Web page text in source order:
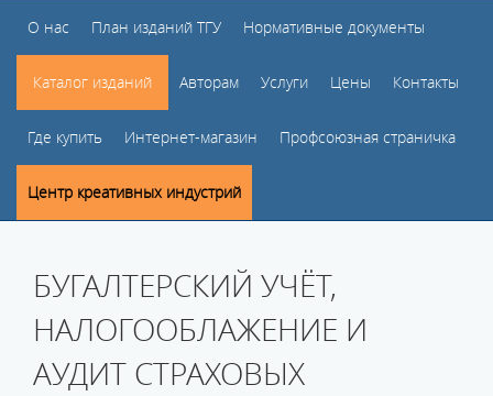
О нас План изданий ТГУ Нормативные документы
Каталог изданий Авторам Услуги Цены Контакты
Где купить Интернет-магазин Профсоюзная страничка
Центр креативных индустрий
БУГАЛТЕРСКИЙ УЧЁТ,
НАЛОГООБЛАЖЕНИЕ И
АУДИТ СТРАХОВЫХ